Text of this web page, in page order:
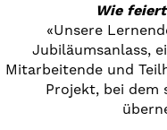
Wie
«Unsere
Jubiläumsanlass,
Mitarbeitende und
Projekt, bei dem